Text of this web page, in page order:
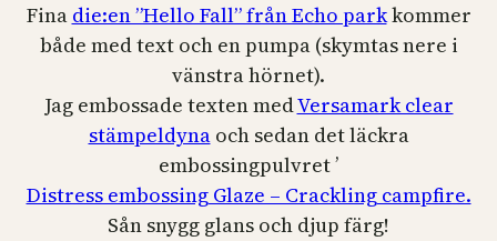
Fina die:en ”Hello Fall” från Echo parkkommer
både med text och en pumpa (skymtas nere i
vänstra hörnet).
Jag embossade texten medVersamark clear
stämpeldynaoch sedan det läckra
embossingpulvret ’
Distress embossing Glaze – Crackling campfire.
Sån snygg glans och djup färg!